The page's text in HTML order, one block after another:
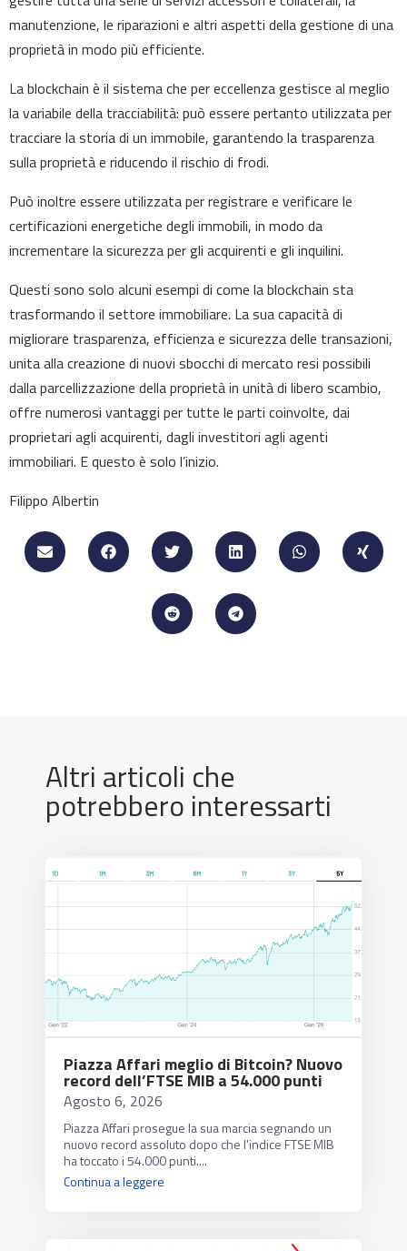
manutenzione, le riparazioni e altri aspetti della gestione di una
proprietà in modo più efficiente.
La blockchain è il sistema che per eccellenza gestisce al meglio
la variabile della tracciabilità: può essere pertanto utilizzata per
tracciare la storia di un immobile, garantendo la trasparenza
sulla proprietà e riducendo il rischio di frodi.
Può inoltre essere utilizzata per registrare e verificare le
certificazioni energetiche degli immobili, in modo da
incrementare la sicurezza per gli acquirenti e gli inquilini.
Questi sono solo alcuni esempi di come la blockchain sta
trasformando il settore immobiliare. La sua capacità di
migliorare trasparenza, efficienza e sicurezza delle transazioni,
unita alla creazione di nuovi sbocchi di mercato resi possibili
dalla parcellizzazione della proprietà in unità di libero scambio,
offre numerosi vantaggi per tutte le parti coinvolte, dai
proprietari agli acquirenti, dagli investitori agli agenti
immobiliari. E questo è solo l’inizio.
Filippo Albertin
Altri articoli che
potrebbero interessarti
Piazza Affari meglio di Bitcoin? Nuovo
record dell’FTSE MIB a 54.000 punti
Agosto 6, 2026
Piazza Affari prosegue la sua marcia segnando un
nuovo record assoluto dopo che l'indice FTSE MIB
ha toccato i 54.000 punti....
Continua a leggere